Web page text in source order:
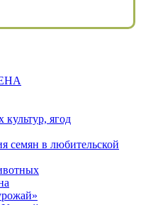
ягод
семян в любительской